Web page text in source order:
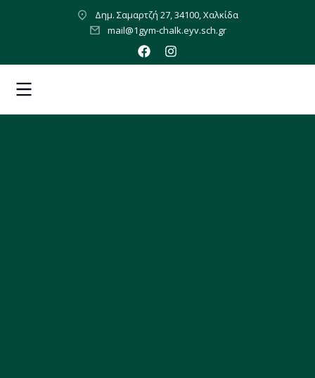
Δημ. Σαμαρτζή 27, 34100, Χαλκίδα
mail@1gym-chalk.eyv.sch.gr